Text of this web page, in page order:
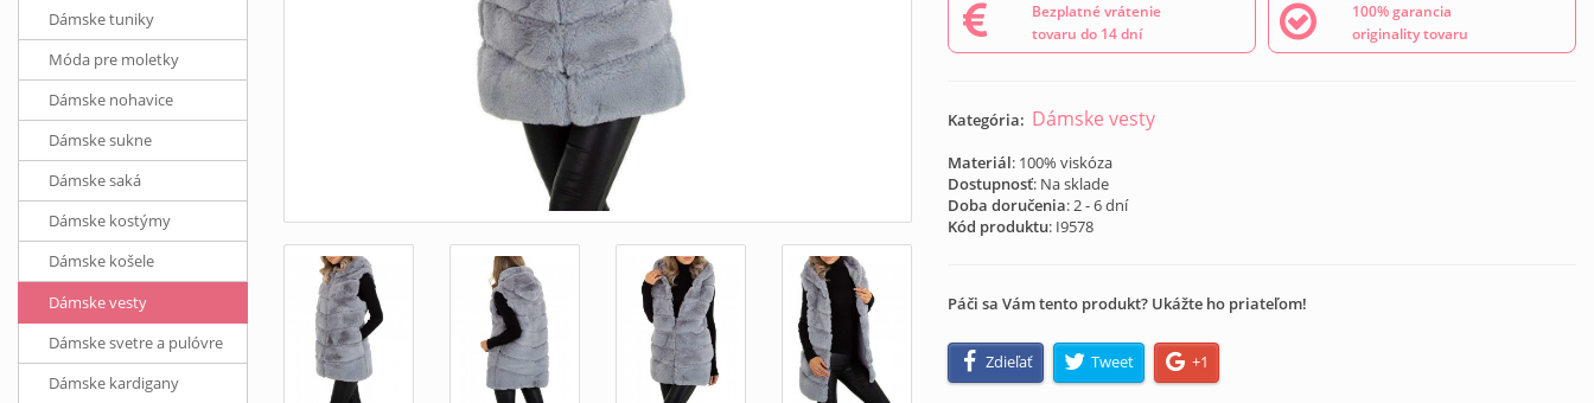
Bezplatné vrátenie
tovaru do 14 dní
100% garancia
originality tovaru
Kategória: Dámske vesty
Materiál: 100% viskóza
Dostupnosť: Na sklade
Doba doručenia: 2 - 6 dní
Kód produktu: I9578
Páči sa Vám tento produkt? Ukážte ho priateľom!
Zdieľať Tweet +1
Dámske tuniky
Móda pre moletky
Dámske nohavice
Dámske sukne
Dámske saká
Dámske kostýmy
Dámske košele
Dámske vesty
Dámske svetre a pulóvre
Dámske kardigany